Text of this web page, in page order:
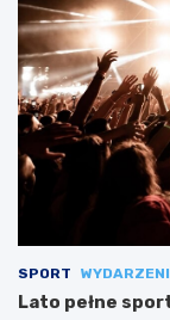
SPORT
Lato pełne